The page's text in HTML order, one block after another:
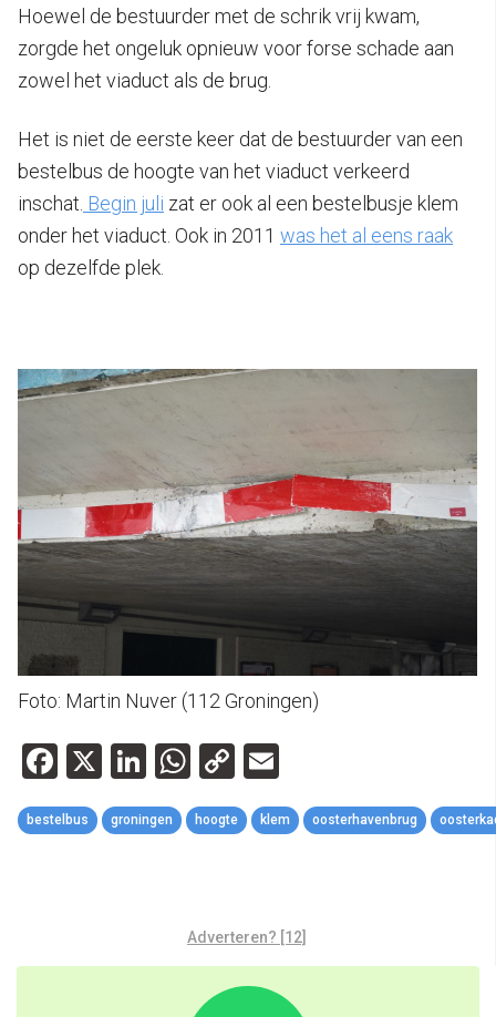
Hoewel de bestuurder met de schrik vrij kwam,
zorgde het ongeluk opnieuw voor forse schade aan
zowel het viaduct als de brug.
Het is niet de eerste keer dat de bestuurder van een
bestelbus de hoogte van het viaduct verkeerd
inschat. Begin juli zat er ook al een bestelbusje klem
onder het viaduct. Ook in 2011 was het al eens raak
op dezelfde plek.
Foto: Martin Nuver (112 Groningen)
Facebook
X LinkedIn
WhatsApp
Copy
Link
bestelbus groningen hoogte klem oosterhavenbrug
Adverteren? [12]